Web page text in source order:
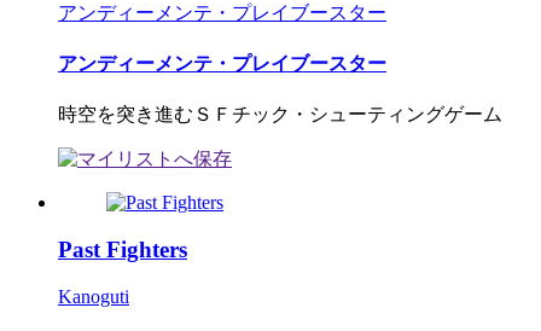
アンディーメンテ・プレイブースター
アンディーメンテ・プレイブースター
時空を突き進むＳＦチック・シューティングゲーム
Past Fighters
Kanoguti